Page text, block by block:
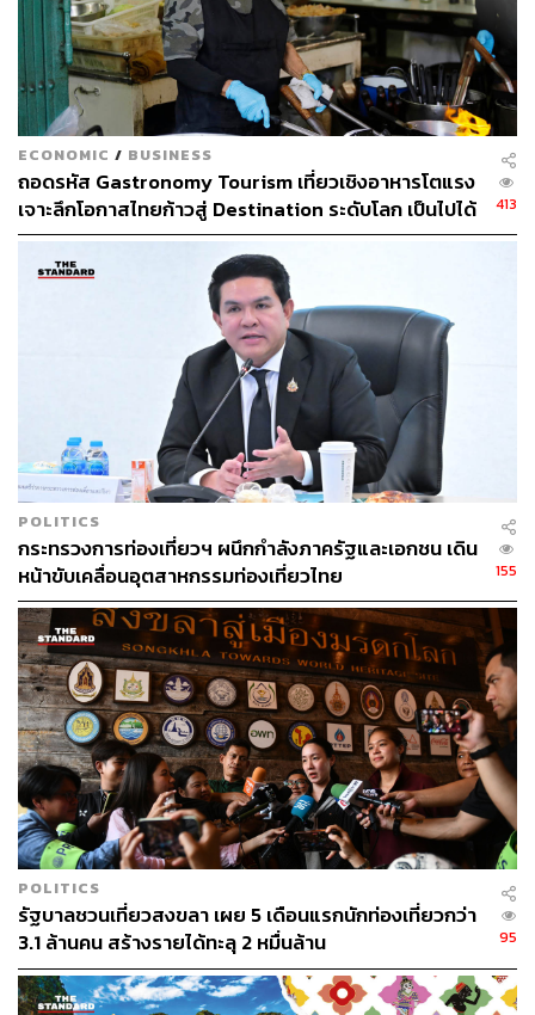
Basic Calligraphy Workshop
What:เวิร์กช็อปการเขียน Calligraphy (หัวจุ่มหมึก) โดยเริ่ม
ตั้งแต่การใช้อุปกรณ์ชิ้นต่างๆ การจับปากกาไปจนถึงการ
เขียนตัวอักษรตัวเล็กและตัวใหญ่
When:วันที่ 16 กุมภาพันธ์ 2563 เวลา 10.00-17.00 น.
Where:YELO House
Why:เรียนรู้เคล็ดลับการเขียน Calligraphy ที่เราสามารถนำ
ไปต่อยอดได้ในอนาคต
How:ค่าใช้จ่าย 3,500 บาทต่อคนสำรองที่นั่ง LINE:
@nari.lunahttps://www.facebook.com/events/6211342119
95692/
Stop:BTS สถานีสนามกีฬาแห่งชาติ
ECONOMIC / BUSINESS
ถอดรหัส Gastronomy Tourism เที่ยวเชิงอาหารโตแรง
เจาะลึกโอกาสไทยก้าวสู่ Destination ระดับโลก เป็นไปได้
แค่ไหน
413
POLITICS
กระทรวงการท่องเที่ยวฯ ผนึกกำลังภาครัฐและเอกชน เดิน
หน้าขับเคลื่อนอุตสาหกรรมท่องเที่ยวไทย
155
POLITICS
รัฐบาลชวนเที่ยวสงขลา เผย 5 เดือนแรกนักท่องเที่ยวกว่า
3.1 ล้านคน สร้างรายได้ทะลุ 2 หมื่นล้าน
95